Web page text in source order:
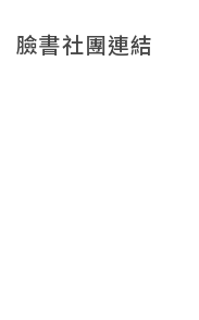
臉書社團連結